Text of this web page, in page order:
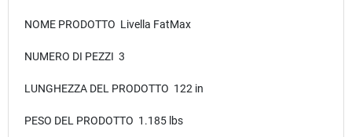
NOME PRODOTTO Livella FatMax
NUMERO DI PEZZI 3
LUNGHEZZA DEL PRODOTTO 122 in
PESO DEL PRODOTTO 1.185 lbs